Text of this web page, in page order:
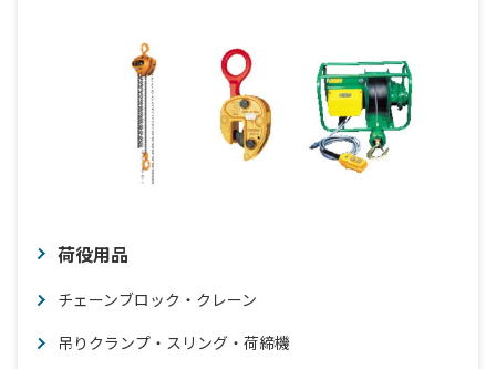
荷役用品
チェーンブロック・クレーン
吊りクランプ・スリング・荷締機